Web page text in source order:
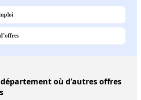
où d'autres offres